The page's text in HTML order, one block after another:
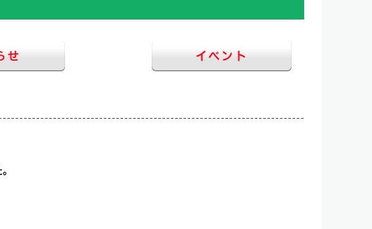
せ イベント